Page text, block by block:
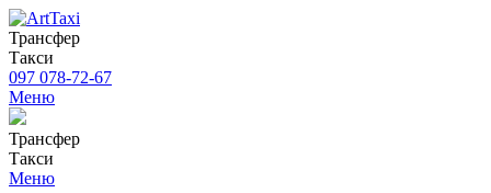
Трансфер
Такси
097 078-72-67
Меню
Трансфер
Такси
Меню